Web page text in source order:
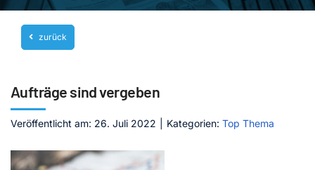
Themen
Blog
Service
Mediathek
Jetzt abonnieren
zurück
Aufträge sind vergeben
Veröffentlicht am: 26. Juli 2022 Kategorien: Top Thema